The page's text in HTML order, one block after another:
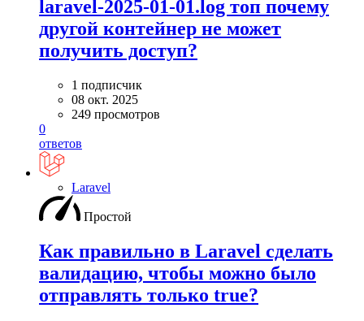
laravel-2025-01-01.log топ почему
другой контейнер не может
получить доступ?
1 подписчик
08 окт. 2025
249 просмотров
0
ответов
Laravel
Простой
Как правильно в Laravel сделать
валидацию, чтобы можно было
отправлять только true?